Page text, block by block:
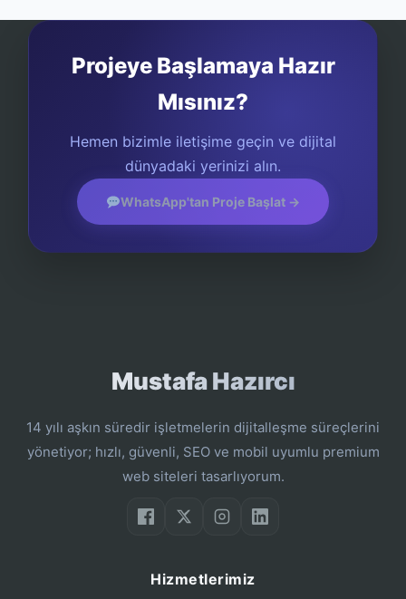
Projeye Başlamaya Hazır
Mısınız?
Hemen bizimle iletişime geçin ve dijital
dünyadaki yerinizi alın.
WhatsApp'tan Proje Başlat →
Mustafa Hazırcı
14 yılı aşkın süredir işletmelerin dijitalleşme süreçlerini
yönetiyor; hızlı, güvenli, SEO ve mobil uyumlu premium
web siteleri tasarlıyorum.
Hizmetlerimiz